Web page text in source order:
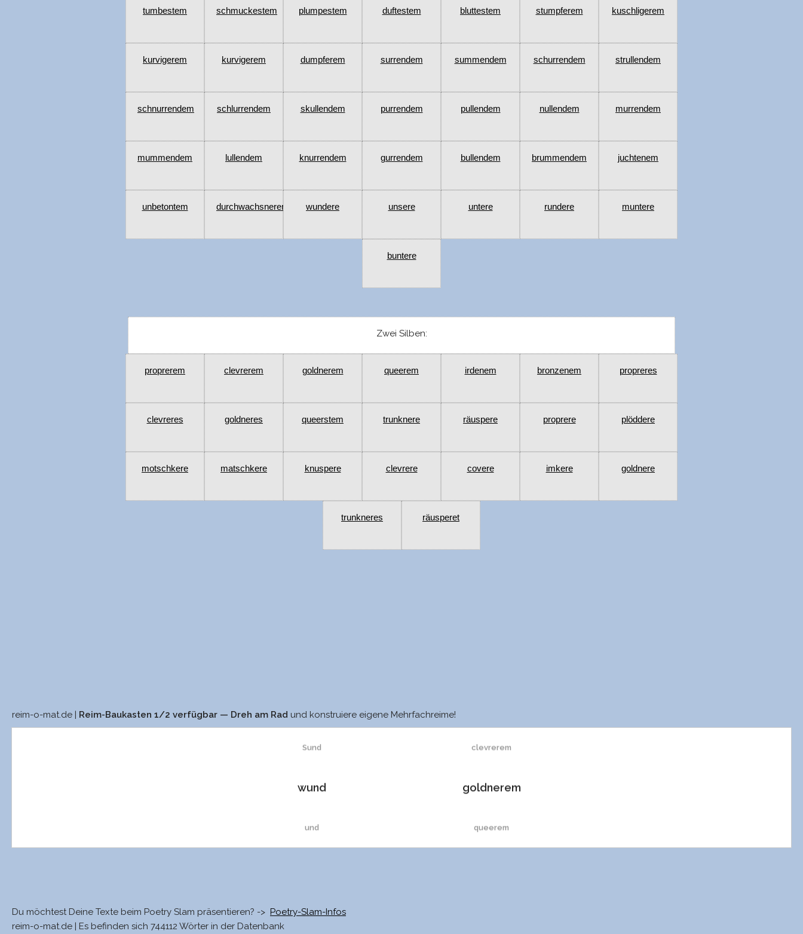
tumbestem schmuckestem plumpestem duftestem bluttestem stumpferem kuschligerem
kurvigerem kurvigerem dumpferem surrendem summendem schurrendem strullendem
schnurrendem schlurrendem skullendem purrendem pullendem nullendem murrendem
mummendem lullendem knurrendem gurrendem bullendem brummendem juchtenem
unbetontem durchwachsnerem wundere unsere untere rundere muntere
buntere
Zwei Silben:
proprerem clevrerem goldnerem queerem irdenem bronzenem propreres
clevreres goldneres queerstem trunknere räuspere proprere plöddere
motschkere matschkere knuspere clevrere covere imkere goldnere
trunkneres räusperet
reim-o-mat.de | Reim-Baukasten 1/2 verfügbar — Dreh am Rad und konstruiere eigene Mehrfachreime!
Sund
wund
und
Schwund
clevrerem
goldnerem
queerem
Du möchtest Deine Texte beim Poetry Slam präsentieren? -> Poetry-Slam-Infos
reim-o-mat.de | Es befinden sich 744112 Wörter in der Datenbank